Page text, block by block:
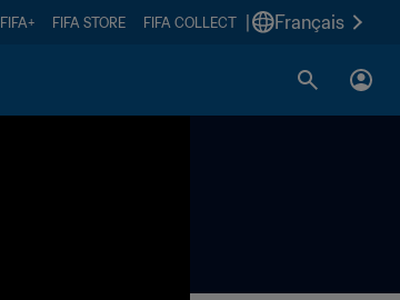
FIFA+ FIFA STORE FIFA COLLECT Français